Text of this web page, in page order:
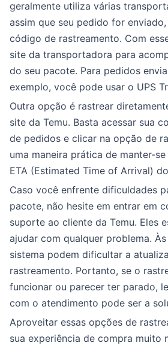
geralmente utiliza várias
assim que seu pedido for
código de rastreamento. Com
site da transportadora para
do seu pacote. Para pedidos
exemplo, você pode usar o UPS
Outra opção é rastrear
site da Temu. Basta acessar sua
de pedidos e clicar na opção de
uma maneira prática de manter-
ETA (Estimated Time of Arrival)
Caso você enfrente dificuldades
pacote, não hesite em entrar em
suporte ao cliente da Temu. Eles
ajudar com qualquer problema.
sistema podem dificultar a
rastreamento. Portanto, se o
funcionar ou parecer ter parado,
com o atendimento pode ser a
Aproveitar essas opções de
sua experiência de compra muito